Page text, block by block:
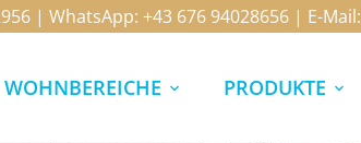
| WhatsApp: +43 676 94028656 | E-Mail:
WOHNBEREICHE PRODUKTE